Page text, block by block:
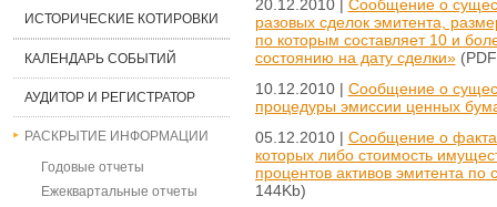
ИСТОРИЧЕСКИЕ КОТИРОВКИ
КАЛЕНДАРЬ СОБЫТИЙ
АУДИТОР И РЕГИСТРАТОР
РАСКРЫТИЕ ИНФОРМАЦИИ
Годовые отчеты
Ежеквартальные отчеты
20.12.2010 | Сообщение о
разовых сделок эмитента,
по которым составляет 10 и
состоянию на дату сделки»
10.12.2010 | Сообщение о
процедуры эмиссии ценных
05.12.2010 | Сообщение о
которых либо стоимость
процентов активов эмитента по
144Kb)